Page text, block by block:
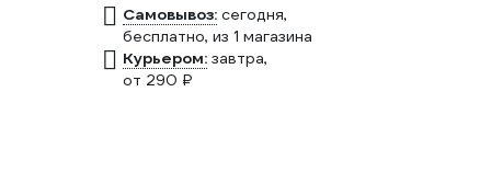
Самовывоз: сегодня,
бесплатно, из 1 магазина
Курьером: завтра,
от 290 ₽